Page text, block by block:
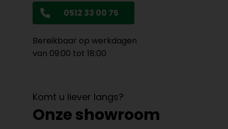
0512 33 00 75
Bereikbaar op werkdagen
van 09:00 tot 18:00
Komt u liever langs?
Onze showroom